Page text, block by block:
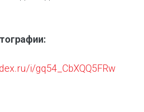
i/gq54_CbXQQ5FRw